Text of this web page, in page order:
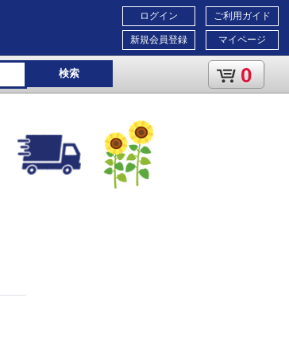
ご利用ガイド
マイページ
ログイン
新規会員登録
検索 0